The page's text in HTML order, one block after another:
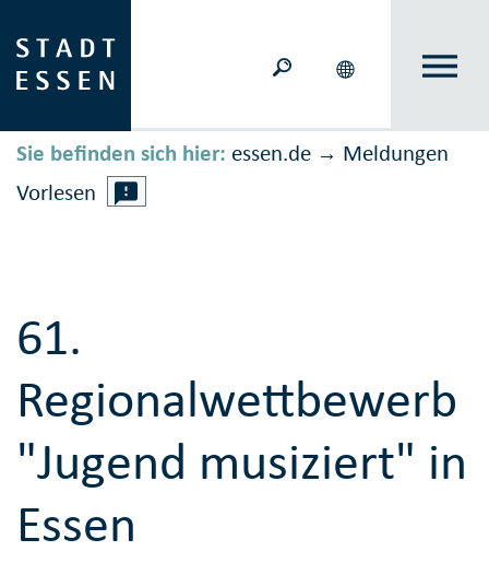
Sie befinden sich hier: essen.de → Meldungen
Vorlesen
61.
Regionalwettbewerb
"Jugend musiziert" in
Essen